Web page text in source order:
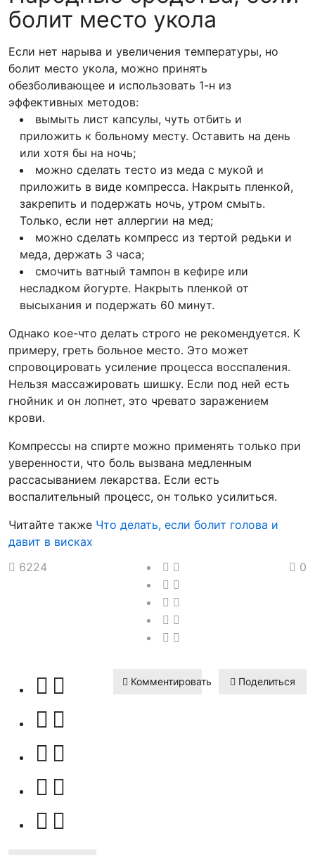
болит место укола
Если нет нарыва и увеличения температуры, но
болит место укола, можно принять
обезболивающее и использовать 1-н из
эффективных методов:
вымыть лист капсулы, чуть отбить и
приложить к больному месту. Оставить на день
или хотя бы на ночь;
можно сделать тесто из меда с мукой и
приложить в виде компресса. Накрыть пленкой,
закрепить и подержать ночь, утром смыть.
Только, если нет аллергии на мед;
можно сделать компресс из тертой редьки и
меда, держать 3 часа;
смочить ватный тампон в кефире или
несладком йогурте. Накрыть пленкой от
высыхания и подержать 60 минут.
Однако кое-что делать строго не рекомендуется. К
примеру, греть больное место. Это может
спровоцировать усиление процесса восспаления.
Нельзя массажировать шишку. Если под ней есть
гнойник и он лопнет, это чревато заражением
крови.
Компрессы на спирте можно применять только при
уверенности, что боль вызвана медленным
рассасыванием лекарства. Если есть
воспалительный процесс, он только усилиться.
Читайте также Что делать, если болит голова и
давит в висках
6224
0
Комментировать Поделиться